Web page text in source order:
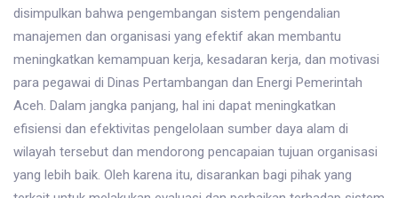
disimpulkan bahwa pengembangan sistem pengendalian
manajemen dan organisasi yang efektif akan membantu
meningkatkan kemampuan kerja, kesadaran kerja, dan motivasi
para pegawai di Dinas Pertambangan dan Energi Pemerintah
Aceh. Dalam jangka panjang, hal ini dapat meningkatkan
efisiensi dan efektivitas pengelolaan sumber daya alam di
wilayah tersebut dan mendorong pencapaian tujuan organisasi
yang lebih baik. Oleh karena itu, disarankan bagi pihak yang